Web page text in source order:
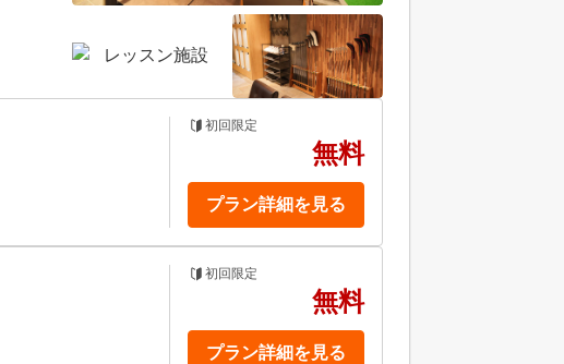
初回限定
無料
プラン詳細を見る
初回限定
無料
プラン詳細を見る